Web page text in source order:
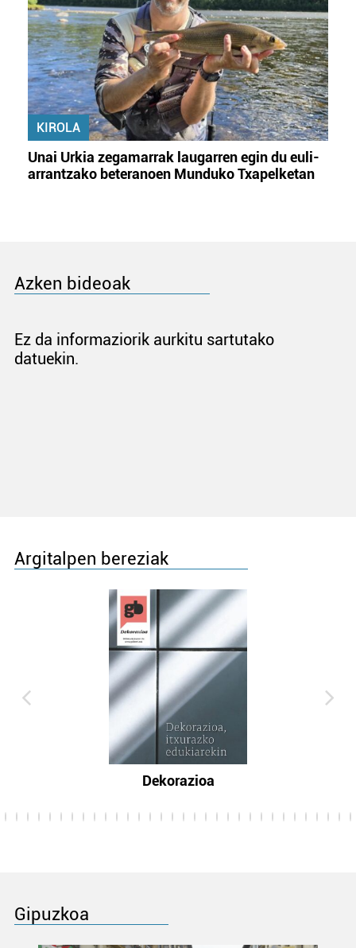
KIROLA
Unai Urkia zegamarrak laugarren egin du euli-
arrantzako beteranoen Munduko Txapelketan
Azken bideoak
Ez da informaziorik aurkitu sartutako
datuekin.
Argitalpen bereziak
Dekorazioa
Gipuzkoa